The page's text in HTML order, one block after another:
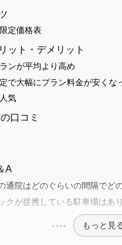
定価格表
ット・デメリット
ンが平均より高め
で大幅にプラン料金が安くな
気
口コミ
A
通院はどのぐらいの間隔で
クが提携している駐車場はあ
もっと見